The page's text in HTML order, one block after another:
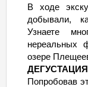
В ходе
добывали,
Узнаете
нереальных
озере
ДЕГУСТАЦИЯ
Попробовав